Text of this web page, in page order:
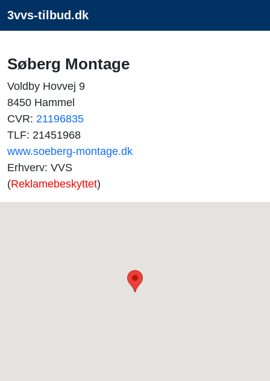
3vvs-tilbud.dk
Søberg Montage
Voldby Hovvej 9
8450 Hammel
CVR: 21196835
TLF: 21451968
www.soeberg-montage.dk
Erhverv: VVS
(Reklamebeskyttet)